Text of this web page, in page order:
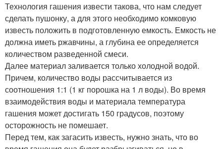
Технология гашения извести такова, что нам следует
сделать пушонку, а для этого необходимо комковую
известь положить в подготовленную емкость. Емкость не
должна иметь ржавчины, а глубина ее определяется
количеством разведенной смеси.
Далее материал заливается только холодной водой.
Причем, количество воды рассчитывается из
соотношения 1:1 (1 кг порошка на 1 л воды). Во время
взаимодействия воды и материала температура
гашения может достигать 150 градусов, поэтому
осторожность не помешает.
Перед тем, как загасить известь, нужно знать, что во